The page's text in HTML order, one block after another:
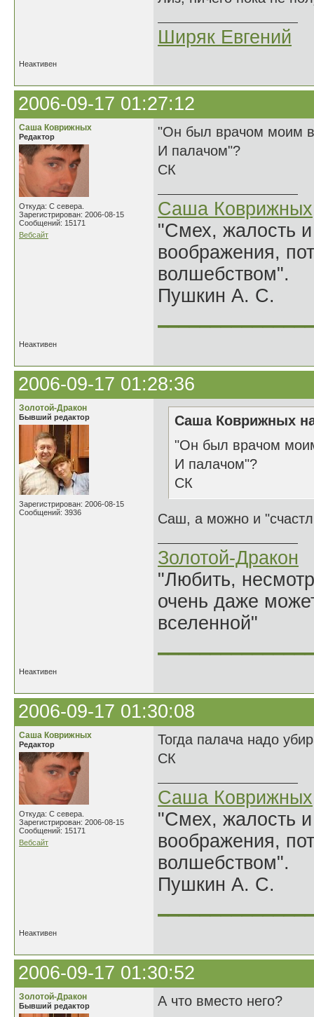
Ширяк Евгений
Неактивен
2006-09-17 01:27:12
Саша Коврижных
Редактор
Откуда: С севера.
Зарегистрирован: 2006-08-15
Сообщений: 15171
Вебсайт
"Он был врачом моим
И палачом"?
СК
Саша Коврижных
"Смех, жалость
воображения,
волшебством".
Пушкин А. С.
Неактивен
2006-09-17 01:28:36
Золотой-Дракон
Бывший редактор
Зарегистрирован: 2006-08-15
Сообщений: 3936
Саша Коврижных
"Он был врачом
И палачом"?
СК
Саш, а можно и
Золотой-Дракон
"Любить,
очень даже
вселенной"
Неактивен
2006-09-17 01:30:08
Саша Коврижных
Редактор
Откуда: С севера.
Зарегистрирован: 2006-08-15
Сообщений: 15171
Вебсайт
Тогда палача надо
СК
Саша Коврижных
"Смех, жалость
воображения,
волшебством".
Пушкин А. С.
Неактивен
2006-09-17 01:30:52
Золотой-Дракон
Бывший редактор А что вместо него?